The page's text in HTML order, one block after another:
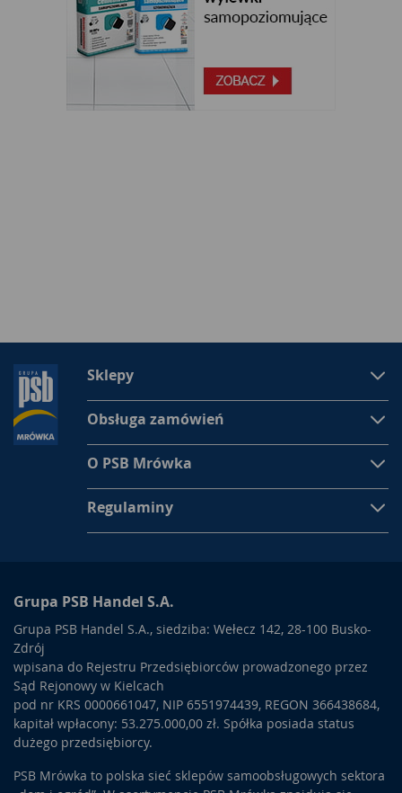
Sklepy
Obsługa zamówień
O PSB Mrówka
Regulaminy
Grupa PSB Handel S.A.
Grupa PSB Handel S.A., siedziba: Wełecz 142, 28-100 Busko-
Zdrój
wpisana do Rejestru Przedsiębiorców prowadzonego przez
Sąd Rejonowy w Kielcach
pod nr KRS 0000661047, NIP 6551974439, REGON 366438684,
kapitał wpłacony: 53.275.000,00 zł. Spółka posiada status
dużego przedsiębiorcy.
PSB Mrówka to polska sieć sklepów samoobsługowych sektora